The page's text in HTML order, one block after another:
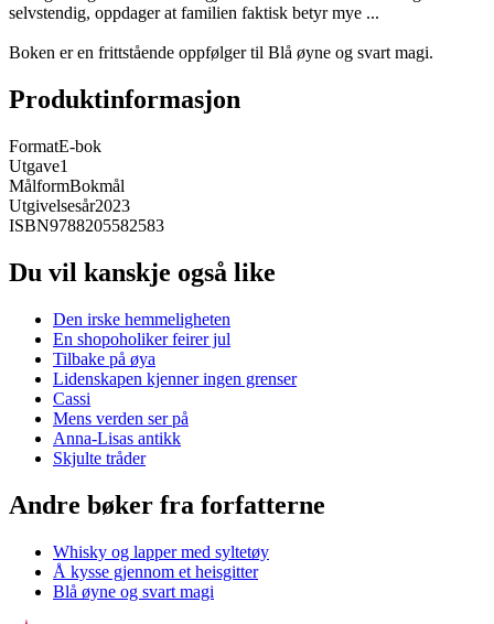
selvstendig, oppdager at familien faktisk betyr mye ...
Boken er en frittstående oppfølger til Blå øyne og svart magi.
Produktinformasjon
FormatE-bok
Utgave1
MålformBokmål
Utgivelsesår2023
ISBN9788205582583
Du vil kanskje også like
Den irske hemmeligheten
En shopoholiker feirer jul
Tilbake på øya
Lidenskapen kjenner ingen grenser
Cassi
Mens verden ser på
Anna-Lisas antikk
Skjulte tråder
Andre bøker fra forfatterne
Whisky og lapper med syltetøy
Å kysse gjennom et heisgitter
Blå øyne og svart magi